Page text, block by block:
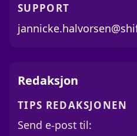
SUPPORT
Redaksjon
TIPS REDAKSJONEN
Send e-post til: